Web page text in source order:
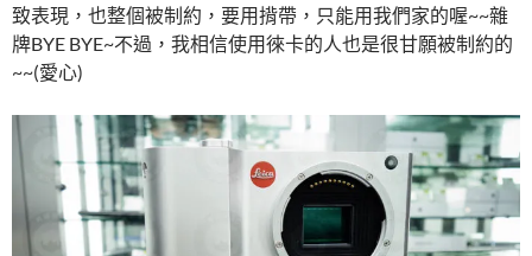
致表現，也整個被制約，要用揹帶，只能用我們家的喔~~雜
牌BYE BYE~不過，我相信使用徠卡的人也是很甘願被制約的
~~(愛心)